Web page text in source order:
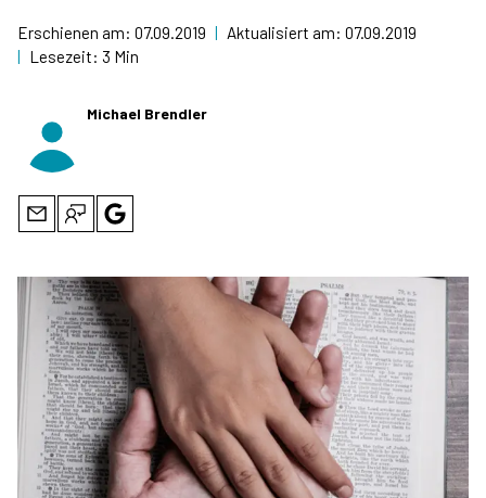
Erschienen am: 07.09.2019 | Aktualisiert am: 07.09.2019
| Lesezeit: 3 Min
Michael Brendler